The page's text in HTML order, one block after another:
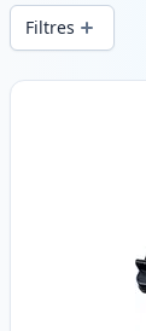
d’impression
rapide depuis
Filtres
Produits